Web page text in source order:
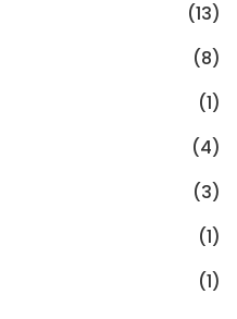
(13)
(8)
(1)
(4)
(3)
(1)
(1)